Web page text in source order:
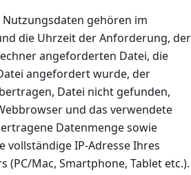
gehören im
die Uhrzeit der Anforderung, der
angeforderten Datei, die
angefordert wurde, der
Datei nicht gefunden,
und das verwendete
Datenmenge sowie
vollständige IP-Adresse Ihres
(PC/Mac, Smartphone, Tablet etc.).